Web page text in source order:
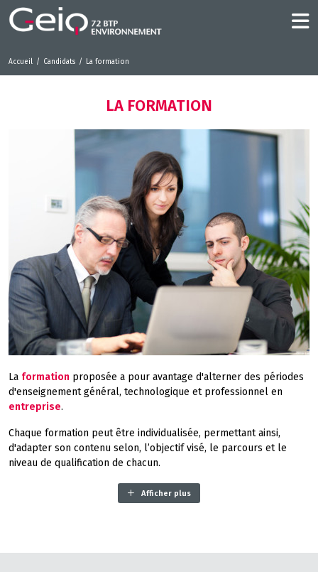
Accueil Candidats La formation
LA FORMATION
La formation proposée a pour avantage d'alterner des périodes
d'enseignement général, technologique et professionnel en
entreprise.
Chaque formation peut être individualisée, permettant ainsi,
d'adapter son contenu selon, l’objectif visé, le parcours et le
niveau de qualification de chacun.
L'objectif est de faire suivre uneformation professionnelle
pour aboutir à un diplôme reconnu par l'Etat ou une
Afficher plus